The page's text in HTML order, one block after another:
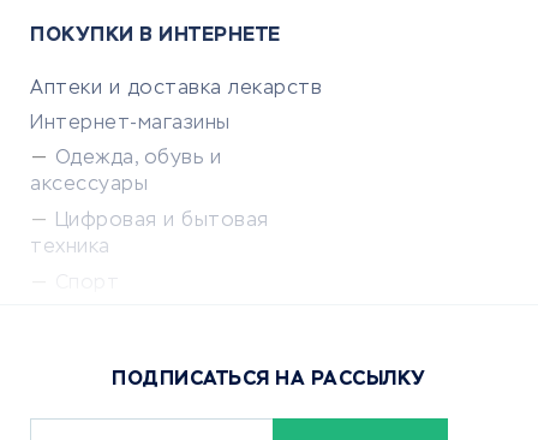
ПОКУПКИ В ИНТЕРНЕТЕ
Аптеки и доставка лекарств
Интернет-магазины
Одежда, обувь и
аксессуары
Цифровая и бытовая
техника
Сервисы доставки
ПОДПИСАТЬСЯ НА РАССЫЛКУ